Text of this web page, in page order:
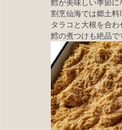
鱈が美味しい季節に
割烹仙海では郷土料
タラコと大根を合
鱈の煮つけも絶品で